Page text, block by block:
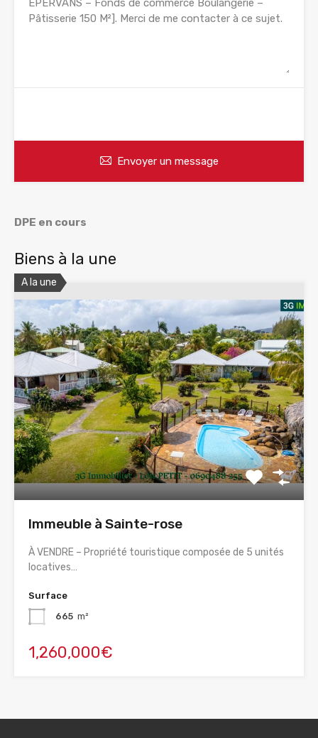
Envoyer un message
DPE en cours
Biens à la une
A la une
Immeuble à Sainte-rose
À VENDRE – Propriété touristique composée de 5 unités
locatives…
Surface
665 m²
1,260,000€